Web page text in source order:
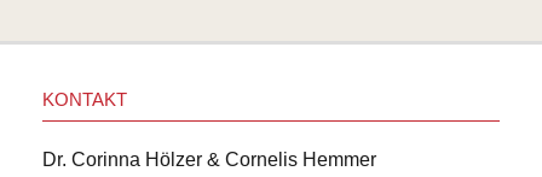
KONTAKT
Dr. Corinna Hölzer & Cornelis Hemmer